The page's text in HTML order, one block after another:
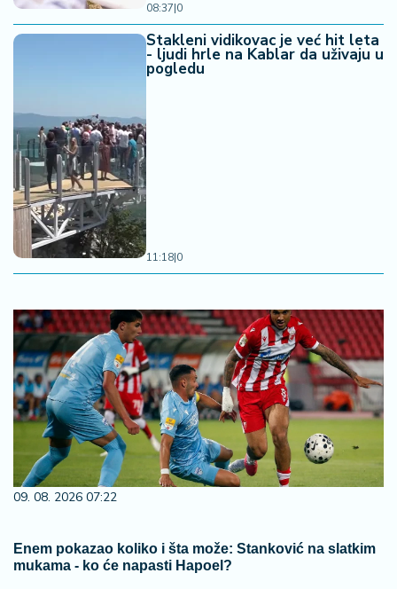
08:37|0
Stakleni vidikovac je već hit leta
- ljudi hrle na Kablar da uživaju u
pogledu
11:18|0
09. 08. 2026 07:22
Enem pokazao koliko i šta može: Stanković na slatkim
mukama - ko će napasti Hapoel?